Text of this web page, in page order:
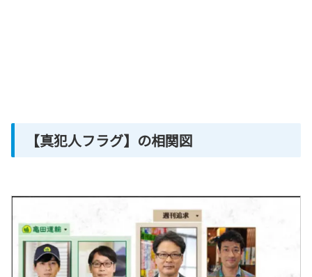
【真犯人フラグ】の相関図